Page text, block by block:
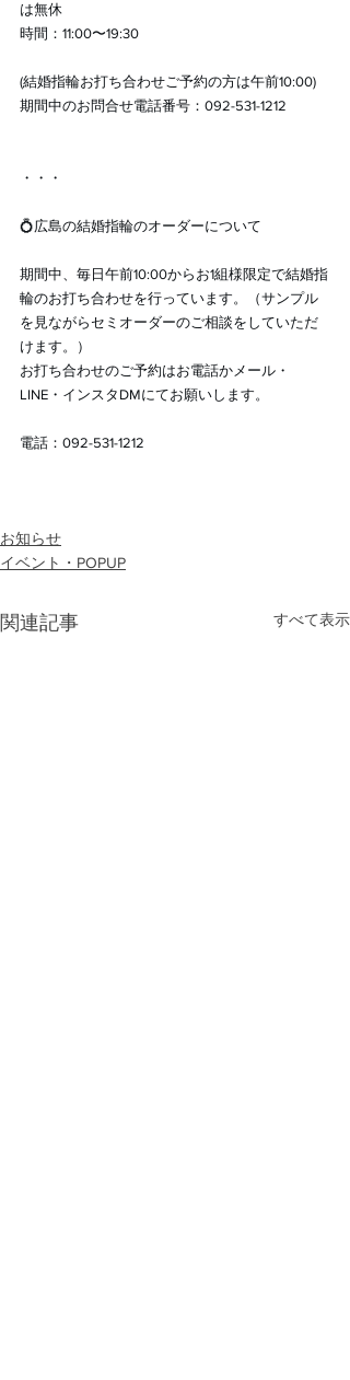
は無休
時間：11:00〜19:30
(結婚指輪お打ち合わせご予約の方は午前10:00)
期間中のお問合せ電話番号：092-531-1212
・・・
💍広島の結婚指輪のオーダーについて
期間中、毎日午前10:00からお1組様限定で結婚指
輪のお打ち合わせを行っています。（サンプル
を見ながらセミオーダーのご相談をしていただ
けます。）
お打ち合わせのご予約はお電話かメール・
LINE・インスタDMにてお願いします。
電話：092-531-1212
お知らせ
イベント・POPUP
関連記事 すべて表示